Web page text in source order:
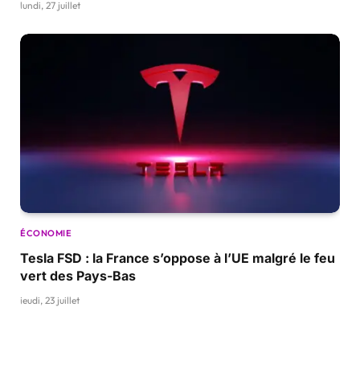
lundi, 27 juillet
ÉCONOMIE
Tesla FSD : la France s’oppose à l’UE malgré le feu
vert des Pays-Bas
jeudi, 23 juillet